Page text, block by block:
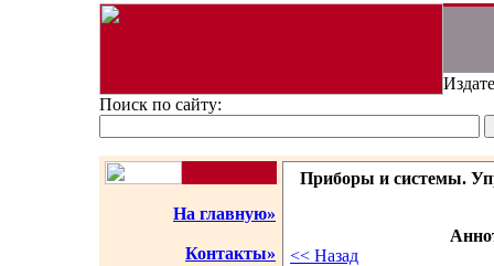
Поиск по сайту:
На главную»
Контакты»
Приборы и системы.
<< Назад